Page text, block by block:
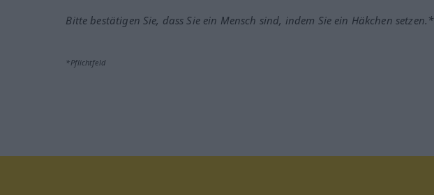
Bitte bestätigen Sie, dass Sie ein Mensch sind, indem Sie ein Häkchen setzen.*
*Pflichtfeld